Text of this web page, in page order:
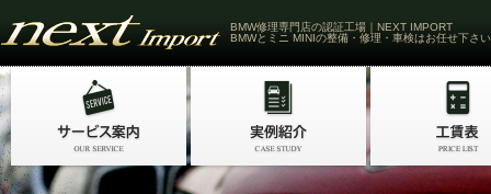
BMW修理専門店の認証工場｜NEXT IMPORT
BMWとミニ MINIの整備・修理・車検はお任せ下さい